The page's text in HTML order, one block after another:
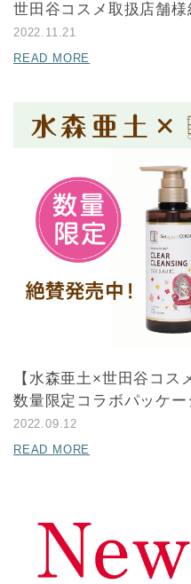
世田谷コスメ取扱店舗様
2022.11.21
READ MORE
【水森亜土×世田谷コス
数量限定コラボパッケー
2022.09.12
READ MORE